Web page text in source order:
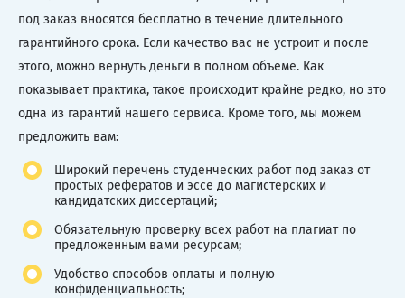
под заказ вносятся бесплатно в течение длительного
гарантийного срока. Если качество вас не устроит и после
этого, можно вернуть деньги в полном объеме. Как
показывает практика, такое происходит крайне редко, но это
одна из гарантий нашего сервиса. Кроме того, мы можем
предложить вам:
Широкий перечень студенческих работ под заказ от
простых рефератов и эссе до магистерских и
кандидатских диссертаций;
Обязательную проверку всех работ на плагиат по
предложенным вами ресурсам;
Удобство способов оплаты и полную
конфиденциальность;